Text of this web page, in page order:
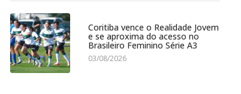
Coritiba vence o Realidade Jovem
e se aproxima do acesso no
Brasileiro Feminino Série A3
03/08/2026